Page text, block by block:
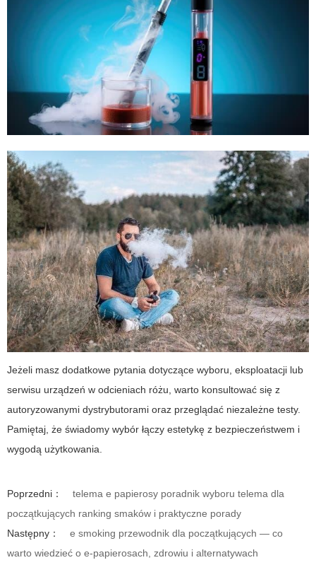
Jeżeli masz dodatkowe pytania dotyczące wyboru, eksploatacji lub
serwisu urządzeń w odcieniach różu, warto konsultować się z
autoryzowanymi dystrybutorami oraz przeglądać niezależne testy.
Pamiętaj, że świadomy wybór łączy estetykę z bezpieczeństwem i
wygodą użytkowania.
Poprzedni：
telema e papierosy poradnik wyboru telema dla
początkujących ranking smaków i praktyczne porady
Następny：
e smoking przewodnik dla początkujących — co
warto wiedzieć o e-papierosach, zdrowiu i alternatywach